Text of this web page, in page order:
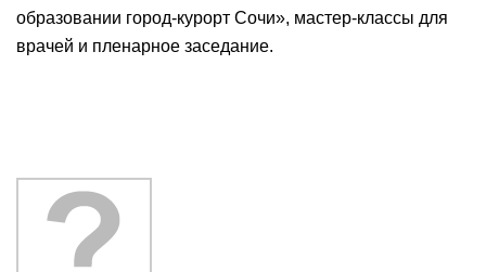
образовании город-курорт Сочи», мастер-классы для
врачей и пленарное заседание.